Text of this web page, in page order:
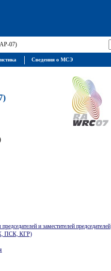
07)
и заместителей председателей
ПСК, КГР)
Сведения о МСЭ